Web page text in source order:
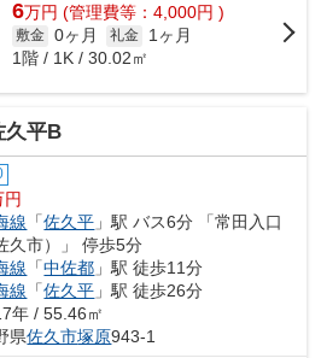
6万円 (管理費等：4,000円 )
敷金 0ヶ月 礼金
1ヶ月
1階 / 1K / 30.02㎡
久平B
円
線 「佐久平 」駅 バス6分 「常田入口
久市）」 停歩5分
線 「中佐都 」駅 徒歩11分
線 「佐久平 」駅 徒歩26分
年 / 55.46㎡
県佐久市塚原943-1